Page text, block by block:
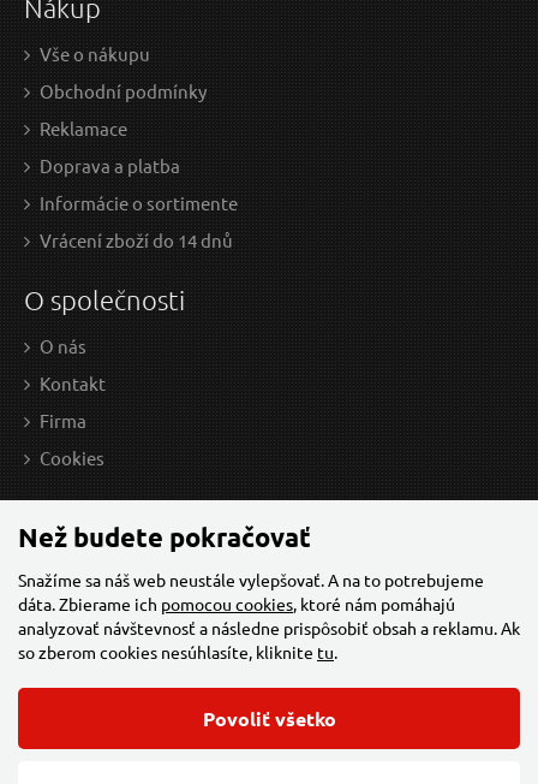
Nákup
Vše o nákupu
Obchodní podmínky
Reklamace
Doprava a platba
Informácie o sortimente
Vrácení zboží do 14 dnů
O společnosti
O nás
Kontakt
Firma
Cookies
Než budete pokračovať
Snažíme sa náš web neustále vylepšovať. A na to potrebujeme
dáta. Zbierame ich pomocou cookies, ktoré nám pomáhajú
analyzovať návštevnosť a následne prispôsobiť obsah a reklamu. Ak
so zberom cookies nesúhlasíte, kliknite tu.
Povoliť všetko